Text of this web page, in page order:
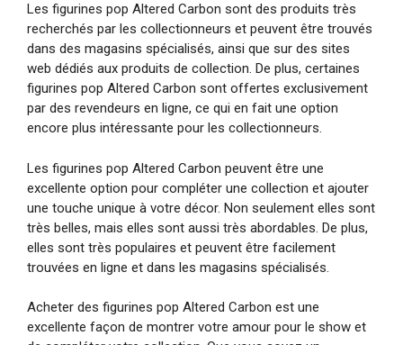
Les figurines pop Altered Carbon sont des produits très
recherchés par les collectionneurs et peuvent être trouvés
dans des magasins spécialisés, ainsi que sur des sites
web dédiés aux produits de collection. De plus, certaines
figurines pop Altered Carbon sont offertes exclusivement
par des revendeurs en ligne, ce qui en fait une option
encore plus intéressante pour les collectionneurs.
Les figurines pop Altered Carbon peuvent être une
excellente option pour compléter une collection et ajouter
une touche unique à votre décor. Non seulement elles sont
très belles, mais elles sont aussi très abordables. De plus,
elles sont très populaires et peuvent être facilement
trouvées en ligne et dans les magasins spécialisés.
Acheter des figurines pop Altered Carbon est une
excellente façon de montrer votre amour pour le show et